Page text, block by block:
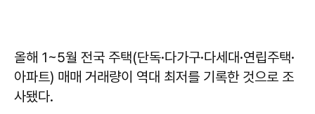
올해 1~5월 전국 주택(단독·다가구·다세대·연립주택·
아파트) 매매 거래량이 역대 최저를 기록한 것으로 조
사됐다.